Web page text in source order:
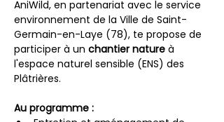
AniWild, en partenariat avec le service
environnement de la Ville de Saint-
Germain-en-Laye (78), te propose de
participer à un chantier nature à
l'espace naturel sensible (ENS) des
Plâtrières.
Au programme :